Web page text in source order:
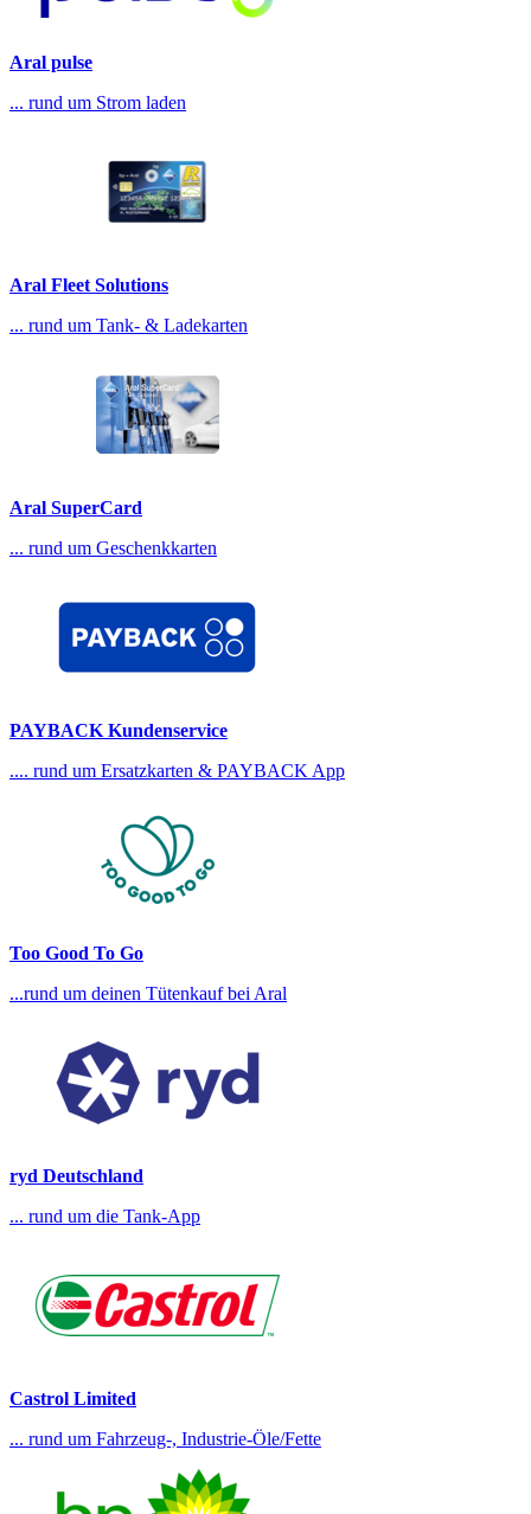
Aral pulse
... rund um Strom laden
Aral Fleet Solutions
... rund um Tank- & Ladekarten
Aral SuperCard
... rund um Geschenkkarten
PAYBACK Kundenservice
.... rund um Ersatzkarten & PAYBACK App
Too Good To Go
...rund um deinen Tütenkauf bei Aral
ryd Deutschland
... rund um die Tank-App
Castrol Limited
... rund um Fahrzeug-, Industrie-Öle/Fette